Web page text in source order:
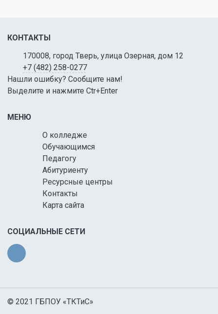
КОНТАКТЫ
170008, город Тверь, улица Озерная, дом 12
+7 (482) 258-0277
Нашли ошибку? Сообщите нам!
Выделите и нажмите Ctr+Enter
МЕНЮ
О колледже
Обучающимся
Педагогу
Абитуриенту
Ресурсные центры
Контакты
Карта сайта
СОЦИАЛЬНЫЕ СЕТИ
© 2021 ГБПОУ «ТКТиС»